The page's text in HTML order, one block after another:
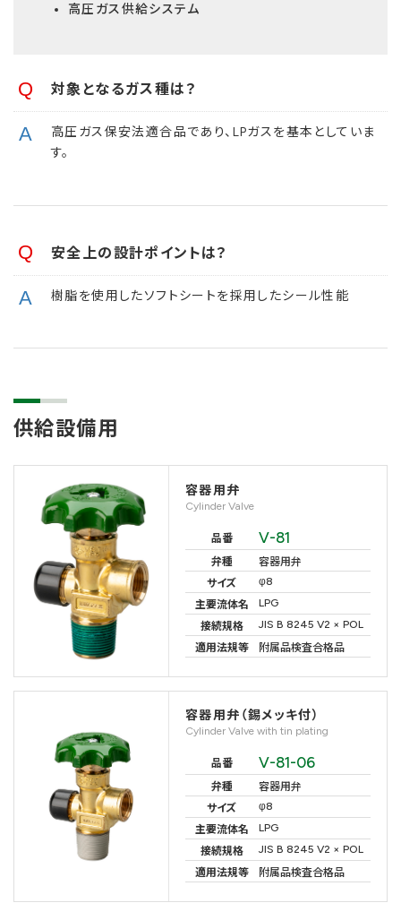
高圧ガス供給システム
対象となるガス種は？
高圧ガス保安法適合品であり、LPガスを基本としていま
す。
安全上の設計ポイントは？
樹脂を使用したソフトシートを採用したシール性能
供給設備用
容器用弁
Cylinder Valve
品番 V-81
弁種
容器用弁
サイズ
φ8
主要流体名
LPG
接続規格
JIS B 8245 V2 × POL
適用法規等
附属品検査合格品
容器用弁（錫メッキ付）
Cylinder Valve with tin plating
品番 V-81-06
弁種
容器用弁
サイズ
φ8
主要流体名
LPG
接続規格
JIS B 8245 V2 × POL
適用法規等
附属品検査合格品